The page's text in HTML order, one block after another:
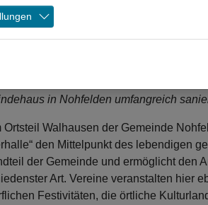
für private und
in Nohfelden umfangreich
Ortsteil Walhausen der Gemeinde
den Mittelpunkt des lebendigen
der Gemeinde und ermöglicht den
Art. Vereine veranstalten hier
Festivitäten, die örtliche